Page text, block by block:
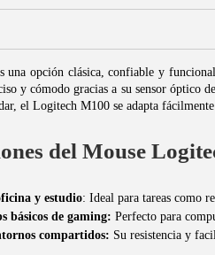
una opción clásica, confiable y
y cómodo gracias a su sensor
el Logitech M100 se adapta
del Mouse
y estudio: Ideal para tareas como
básicos de gaming: Perfecto para
compartidos: Su resistencia y